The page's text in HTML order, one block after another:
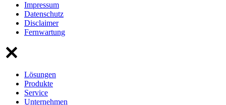
Impressum
Datenschutz
Disclaimer
Fernwartung
Lösungen
Produkte
Service
Unternehmen